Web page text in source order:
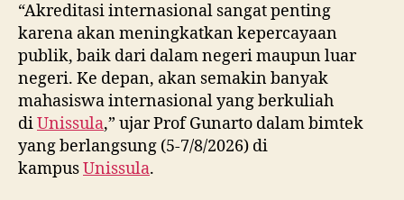
“Akreditasi internasional sangat penting
karena akan meningkatkan kepercayaan
publik, baik dari dalam negeri maupun luar
negeri. Ke depan, akan semakin banyak
mahasiswa internasional yang berkuliah
diUnissula,” ujar Prof Gunarto dalam bimtek
yang berlangsung (5-7/8/2026) di
kampusUnissula.